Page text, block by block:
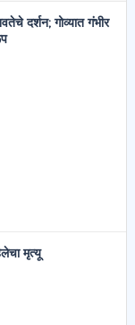
दर्शन; गोव्यात गंभीर
मृत्यू